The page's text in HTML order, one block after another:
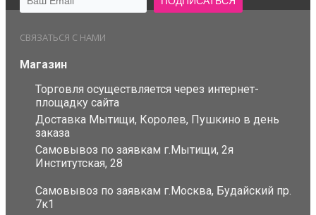
СВЯЗАТЬСЯ С НАМИ
Магазин
Торговля осуществляется через интернет-
площадку сайта
Доставка Мытищи, Королев, Пушкино в день
заказа
Самовывоз по заявкам г.Мытищи, 2я
Институтская, 28
Самовывоз по заявкам г.Москва, Будайский пр.
7к1